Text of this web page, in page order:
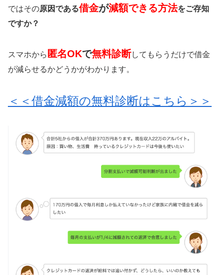
ではその原因である借金が減額できる方法をご存知
ですか？
スマホから 匿名OKで無料診断してもらうだけで借金
が減らせるかどうかがわかります。
＜＜借金減額の無料診断はこちら＞＞